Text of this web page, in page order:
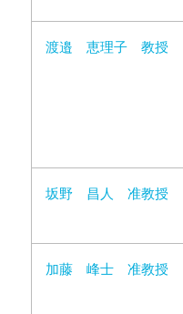
渡邉 恵理子 教授
坂野 昌人 准教授
加藤 峰士 准教授